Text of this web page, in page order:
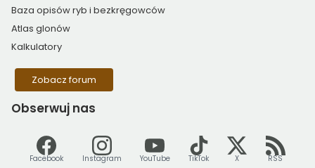
Baza opisów ryb i bezkręgowców
Atlas glonów
Kalkulatory
Zobacz forum
Obserwuj nas
Facebook Instagram YouTube TikTok X RSS